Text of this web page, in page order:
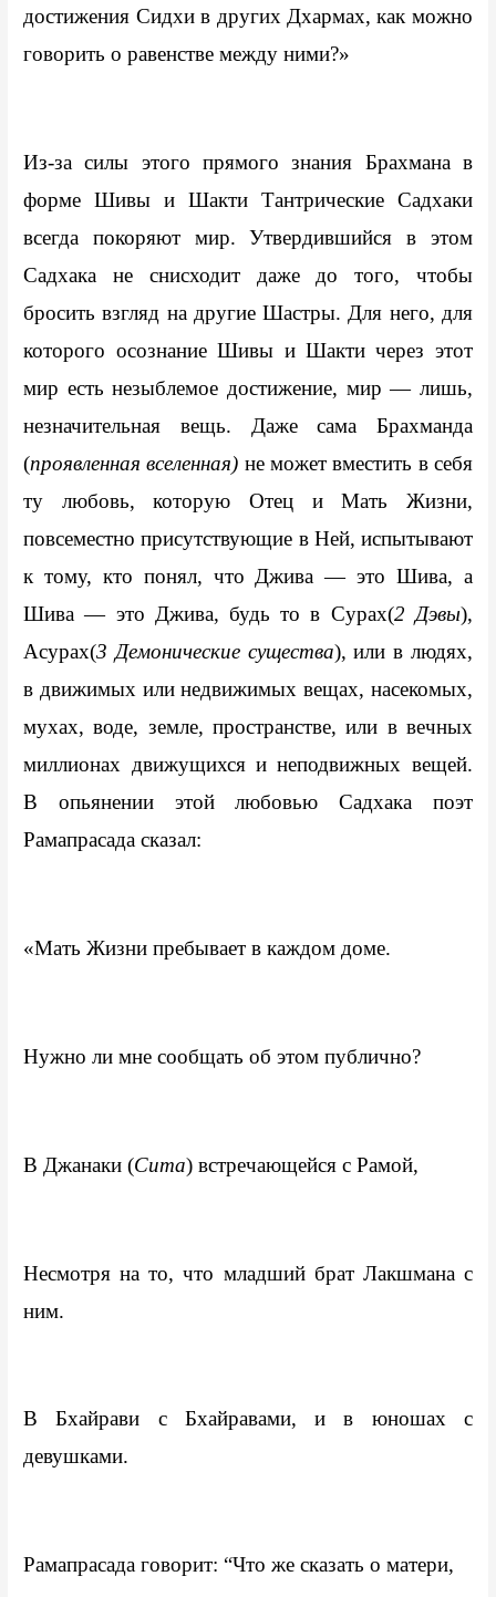
достижения Сидхи в других Дхармах, как можно
говорить о равенстве между ними?»
Из-за силы этого прямого знания Брахмана в
форме Шивы и Шакти Тантрические Садхаки
всегда покоряют мир. Утвердившийся в этом
Садхака не снисходит даже до того, чтобы
бросить взгляд на другие Шастры. Для него, для
которого осознание Шивы и Шакти через этот
мир есть незыблемое достижение, мир — лишь,
незначительная вещь. Даже сама Брахманда
(проявленная вселенная) не может вместить в себя
ту любовь, которую Отец и Мать Жизни,
повсеместно присутствующие в Ней, испытывают
к тому, кто понял, что Джива — это Шива, а
Шива — это Джива, будь то в Сурах(2 Дэвы),
Асурах(3 Демонические существа), или в людях,
в движимых или недвижимых вещах, насекомых,
мухах, воде, земле, пространстве, или в вечных
миллионах движущихся и неподвижных вещей.
В опьянении этой любовью Садхака поэт
Рамапрасада сказал:
«Мать Жизни пребывает в каждом доме.
Нужно ли мне сообщать об этом публично?
В Джанаки (Сита) встречающейся с Рамой,
Несмотря на то, что младший брат Лакшмана с
ним.
В Бхайрави с Бхайравами, и в юношах с
девушками.
Рамапрасада говорит: “Что же сказать о матери,